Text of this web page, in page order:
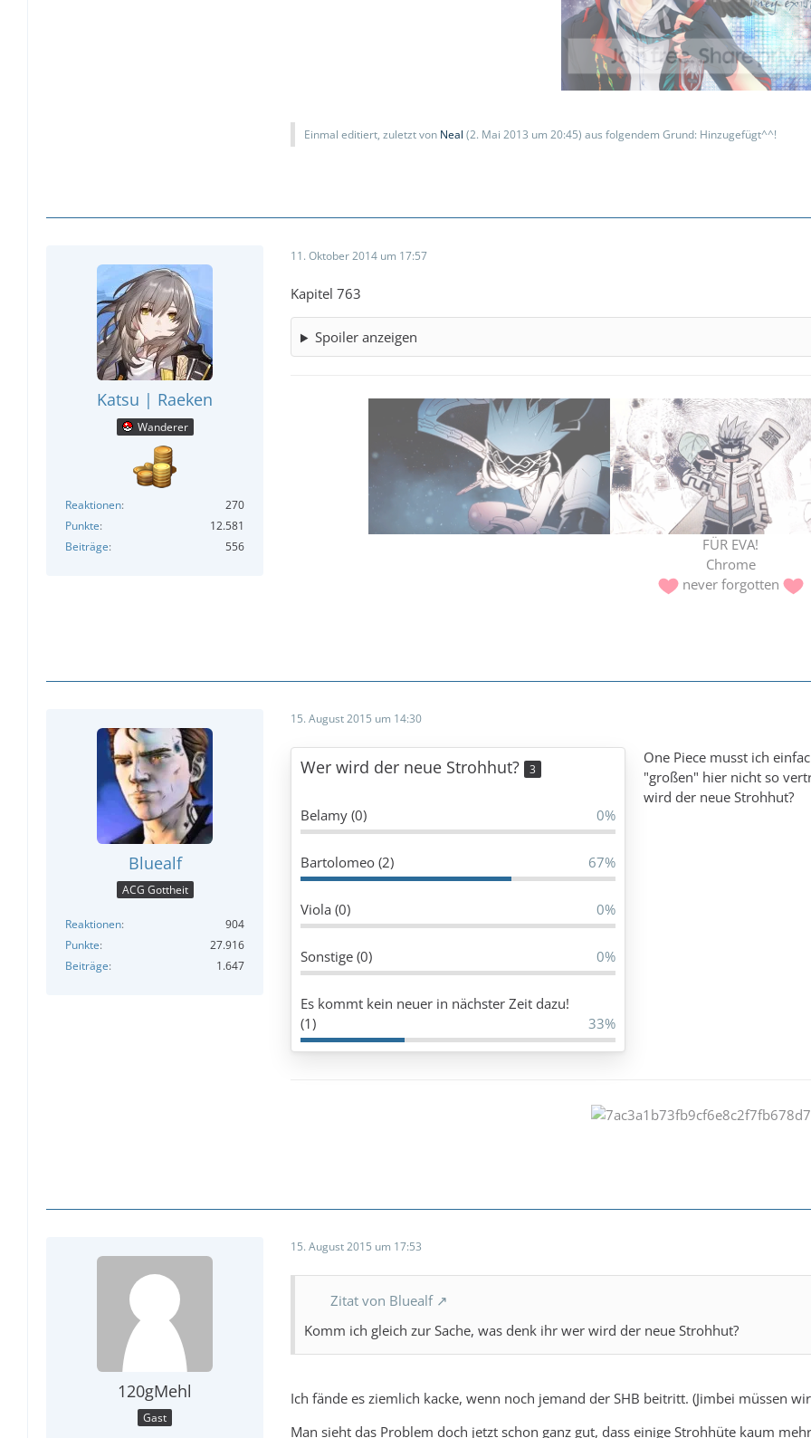
Einmal editiert, zuletzt von Neal (2. Mai 2013 um 20:45) aus folgendem Grund: Hinzugefügt^^!
Katsu | Raeken
Wanderer
Reaktionen
270
Punkte
12.581
Beiträge
556
11. Oktober 2014 um 17:57
Kapitel 763
Spoiler anzeigen
FÜR EVA!
Chrome
never forgotten
Bluealf
ACG Gottheit
Reaktionen
904
Punkte
27.916
Beiträge
1.647
15. August 2015 um 14:30
Wer wird der neue Strohhut? 3
Belamy (0) 0%
Bartolomeo (2) 67%
Viola (0) 0%
Sonstige (0) 0%
Es kommt kein neuer in nächster Zeit dazu!
(1)
33%
One Piece musst ich
"großen" hier nicht so
wird der neue Strohhut?
120gMehl
Gast
15. August 2015 um 17:53
Zitat von Bluealf
Komm ich gleich zur Sache, was denk ihr wer wird der neue Strohhut?
Ich fände es ziemlich kacke, wenn noch jemand der SHB beitritt. (Jimbei müssen
Man sieht das Problem doch jetzt schon ganz gut, dass einige Strohhüte kaum